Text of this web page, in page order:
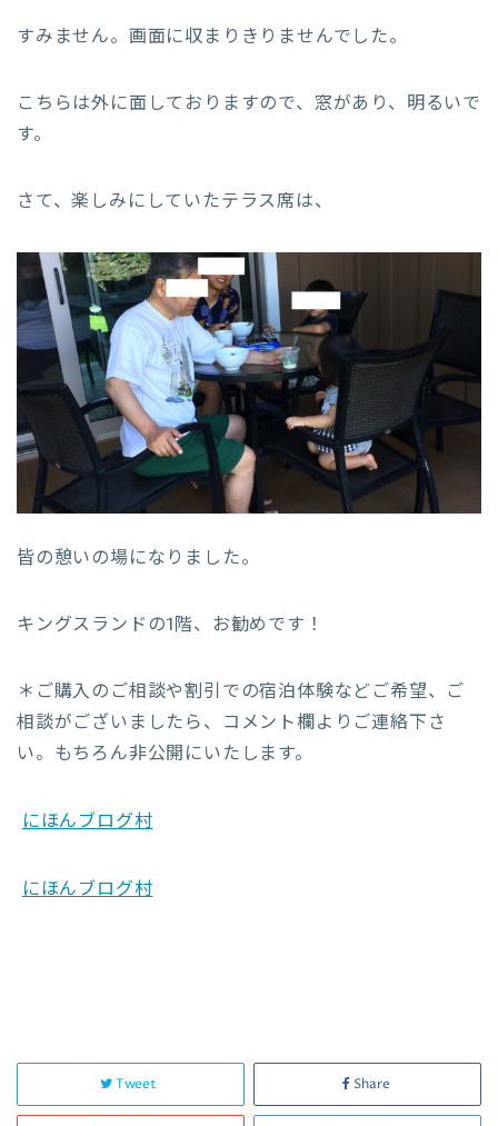
すみません。画面に収まりきりませんでした。
こちらは外に面しておりますので、窓があり、明るいで
す。
さて、楽しみにしていたテラス席は、
皆の憩いの場になりました。
キングスランドの1階、お勧めです！
＊ご購入のご相談や割引での宿泊体験などご希望、ご
相談がございましたら、コメント欄よりご連絡下さ
い。もちろん非公開にいたします。
にほんブログ村
にほんブログ村
Tweet Share